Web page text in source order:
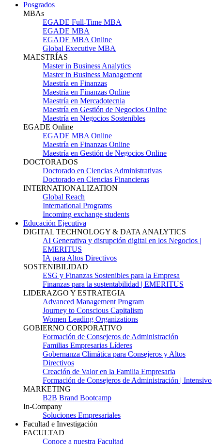
Posgrados
MBAs
EGADE Full-Time MBA
EGADE MBA
EGADE MBA Online
Global Executive MBA
MAESTRÍAS
Master in Business Analytics
Master in Business Management
Maestría en Finanzas
Maestría en Finanzas Online
Maestría en Mercadotecnia
Maestría en Gestión de Negocios Online
Maestría en Negocios Sostenibles
EGADE Online
EGADE MBA Online
Maestría en Finanzas Online
Maestría en Gestión de Negocios Online
DOCTORADOS
Doctorado en Ciencias Administrativas
Doctorado en Ciencias Financieras
INTERNATIONALIZATION
Global Reach
International Programs
Incoming exchange students
Educación Ejecutiva
DIGITAL TECHNOLOGY & DATA ANALYTICS
AI Generativa y disrupción digital en los Negocios |
EMERITUS
IA para Altos Directivos
SOSTENIBILIDAD
ESG y Finanzas Sostenibles para la Empresa
Finanzas para la sustentabilidad | EMERITUS
LIDERAZGO Y ESTRATEGIA
Advanced Management Program
Journey to Conscious Capitalism
Women Leading Organizations
GOBIERNO CORPORATIVO
Formación de Consejeros de Administración
Familias Empresarias Líderes
Gobernanza Climática para Consejeros y Altos
Directivos
Creación de Valor en la Familia Empresaria
Formación de Consejeros de Administración | Intensivo
MARKETING
B2B Brand Bootcamp
In-Company
Soluciones Empresariales
Facultad e Investigación
FACULTAD
Conoce a nuestra Facultad